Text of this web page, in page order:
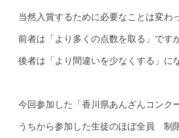
当然入賞するために必要なことは変わ
前者は「より多くの点数を取る」です
後者は「より間違いを少なくする」に
今回参加した「香川県あんざんコンク
うちから参加した生徒のほぼ全員 制